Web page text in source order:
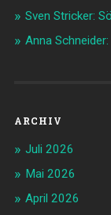
Sven Stricker:
Anna
ARCHIV
Juli 2026
Mai 2026
April 2026